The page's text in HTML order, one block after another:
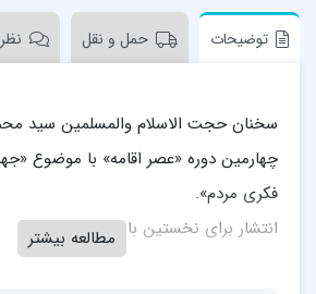
توضیحات حمل و نقل
سخنان حجت الاسلام والمسلمین سید
چهارمین دوره «عصر اقامه» با موضوع
فکری مردم».
انتشار برای نخستین بار. مطالعه بیشتر